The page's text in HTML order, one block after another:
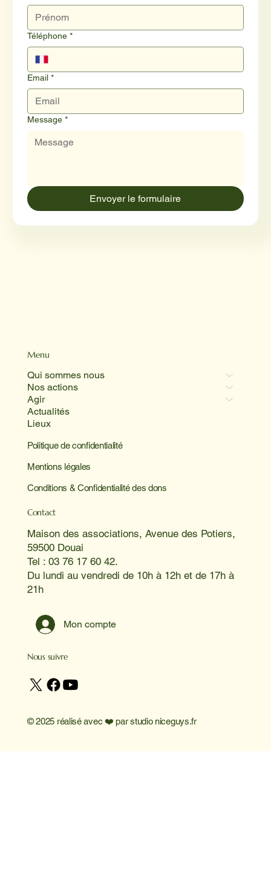
Menu
Qui sommes nous
Nos actions
Agir
Actualités
Lieux
Politique de confidentialité
Mentions légales
Conditions & Confidentialité des dons
Contact
Maison des associations, Avenue des Potiers,
59500 Douai
Tel : 03 76 17 60 42.
Du lundi au vendredi de 10h à 12h et de 17h à
21h
Mon compte
Nous suivre
© 2025 réalisé avec ❤️ parstudio niceguys.fr
Téléphone *
Email *
Message *
Envoyer le formulaire